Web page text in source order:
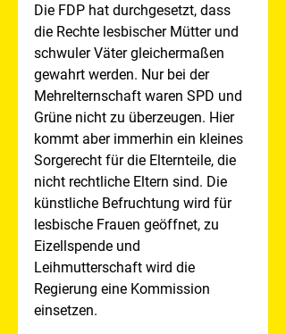
Die FDP hat durchgesetzt, dass
die Rechte lesbischer Mütter und
schwuler Väter gleichermaßen
gewahrt werden. Nur bei der
Mehrelternschaft waren SPD und
Grüne nicht zu überzeugen. Hier
kommt aber immerhin ein kleines
Sorgerecht für die Elternteile, die
nicht rechtliche Eltern sind. Die
künstliche Befruchtung wird für
lesbische Frauen geöffnet, zu
Eizellspende und
Leihmutterschaft wird die
Regierung eine Kommission
einsetzen.